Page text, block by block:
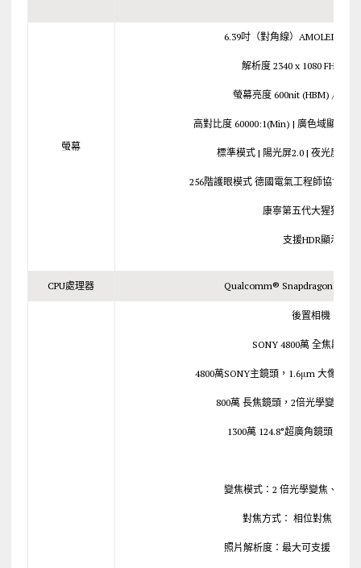
螢幕
6.39吋（對角線）AMOLED 彈
解析度 2340 x 1080 FHD+
螢幕亮度 600nit (HBM) /
高對比度 60000:1(Min) | 廣色域顯示
標準模式 | 陽光屏2.0 | 夜光屏 | 無
256階護眼模式 德國電氣工程師協會
康寧第五代大猩猩玻璃
支援HDR顯示
CPU處理器 Qualcomm® Snapdragon™
後置相機
SONY 4800萬 全焦段三
4800萬SONY主鏡頭，1.6μm 大像素（
800萬 長焦鏡頭，2倍光學變焦
1300萬 124.8°超廣角鏡頭
變焦模式：2 倍光學變焦、10
對焦方式： 相位對焦、反
照片解析度：最大可支援